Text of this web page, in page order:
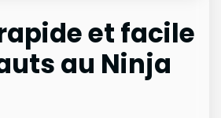
et facile
au Ninja